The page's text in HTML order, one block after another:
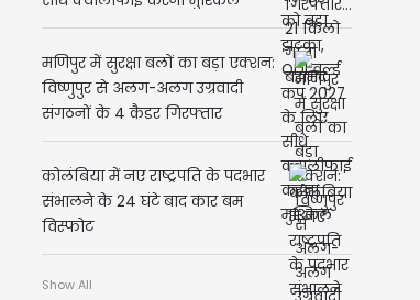
मणिपुर में सुरक्षा बलों का बड़ा एक्शन:
विष्णुपुर से अलग-अलग उग्रवादी
संगठनों के 4 कैडर गिरफ्तार
कोलंबिया में नए राष्ट्रपति के पदभार
संभालने के 24 घंटे बाद कार बम
विस्फोट
Show All